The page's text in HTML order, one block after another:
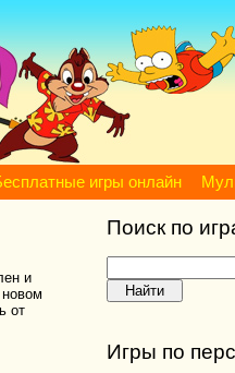
игры онлайн
и
от
Поиск по
Игры по